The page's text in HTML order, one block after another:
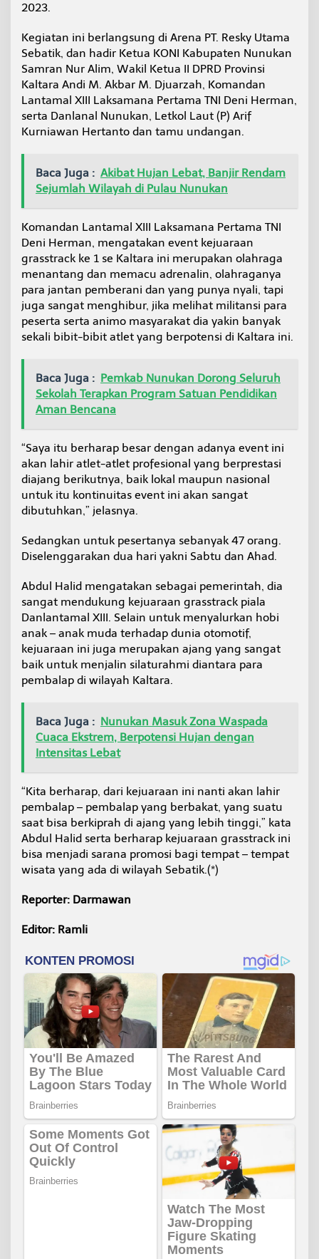
n
l
a
a
m
a
I
I
2023.
Kegiatan ini berlangsung di Arena PT. Resky Utama
Sebatik, dan hadir Ketua KONI Kabupaten Nunukan
Samran Nur Alim, Wakil Ketua II DPRD Provinsi
Kaltara Andi M. Akbar M. Djuarzah, Komandan
Lantamal XIII Laksamana Pertama TNI Deni Herman,
serta Danlanal Nunukan, Letkol Laut (P) Arif
Kurniawan Hertanto dan tamu undangan.
Baca Juga : Akibat Hujan Lebat, Banjir Rendam
Sejumlah Wilayah di Pulau Nunukan
Komandan Lantamal XIII Laksamana Pertama TNI
Deni Herman, mengatakan event kejuaraan
grasstrack ke 1 se Kaltara ini merupakan olahraga
menantang dan memacu adrenalin, olahraganya
para jantan pemberani dan yang punya nyali, tapi
juga sangat menghibur, jika melihat militansi para
peserta serta animo masyarakat dia yakin banyak
sekali bibit-bibit atlet yang berpotensi di Kaltara ini.
Baca Juga : Pemkab Nunukan Dorong Seluruh
Sekolah Terapkan Program Satuan Pendidikan
Aman Bencana
“Saya itu berharap besar dengan adanya event ini
akan lahir atlet-atlet profesional yang berprestasi
diajang berikutnya, baik lokal maupun nasional
untuk itu kontinuitas event ini akan sangat
dibutuhkan,” jelasnya.
Sedangkan untuk pesertanya sebanyak 47 orang.
Diselenggarakan dua hari yakni Sabtu dan Ahad.
Abdul Halid mengatakan sebagai pemerintah, dia
sangat mendukung kejuaraan grasstrack piala
Danlantamal XIII. Selain untuk menyalurkan hobi
anak – anak muda terhadap dunia otomotif,
kejuaraan ini juga merupakan ajang yang sangat
baik untuk menjalin silaturahmi diantara para
pembalap di wilayah Kaltara.
Baca Juga : Nunukan Masuk Zona Waspada
Cuaca Ekstrem, Berpotensi Hujan dengan
Intensitas Lebat
“Kita berharap, dari kejuaraan ini nanti akan lahir
pembalap – pembalap yang berbakat, yang suatu
saat bisa berkiprah di ajang yang lebih tinggi,” kata
Abdul Halid serta berharap kejuaraan grasstrack ini
bisa menjadi sarana promosi bagi tempat – tempat
wisata yang ada di wilayah Sebatik.(*)
Reporter: Darmawan
Editor: Ramli